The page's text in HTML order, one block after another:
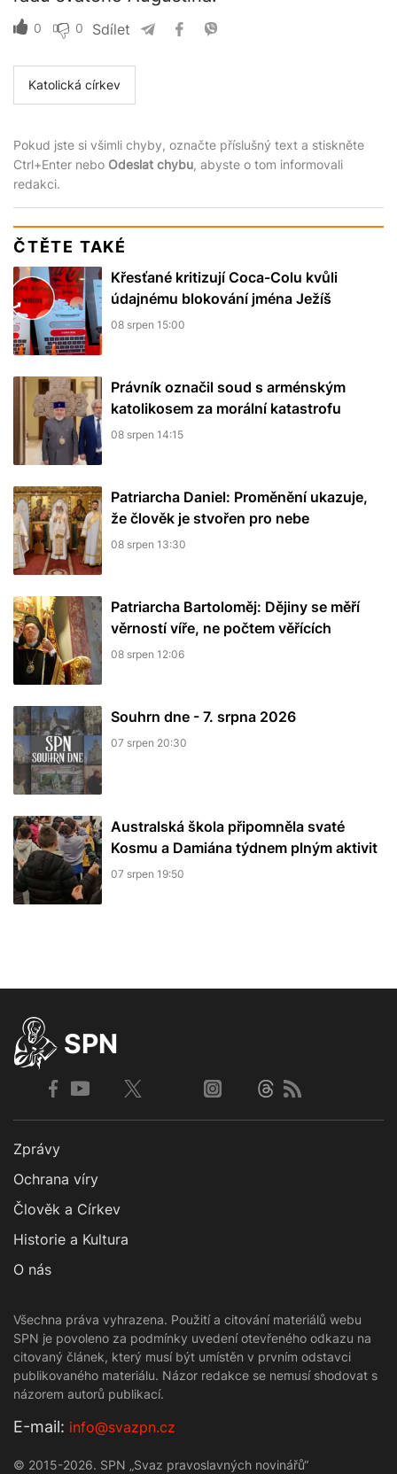
0 0 Sdílet
Katolická církev
Pokud jste si všimli chyby, označte příslušný text a stiskněte
Ctrl+Enter nebo Odeslat chybu, abyste o tom informovali
redakci.
ČTĚTE TAKÉ
Křesťané kritizují Coca-Colu kvůli
údajnému blokování jména Ježíš
08 srpen 15:00
Právník označil soud s arménským
katolikosem za morální katastrofu
08 srpen 14:15
Patriarcha Daniel: Proměnění ukazuje,
že člověk je stvořen pro nebe
08 srpen 13:30
Patriarcha Bartoloměj: Dějiny se měří
věrností víře, ne počtem věřících
08 srpen 12:06
Souhrn dne - 7. srpna 2026
07 srpen 20:30
Australská škola připomněla svaté
Kosmu a Damiána týdnem plným aktivit
07 srpen 19:50
SPN
Zprávy
Ochrana víry
Člověk a Církev
Historie a Kultura
O nás
Všechna práva vyhrazena. Použití a citování materiálů webu
SPN je povoleno za podmínky uvedení otevřeného odkazu na
citovaný článek, který musí být umístěn v prvním odstavci
publikovaného materiálu. Názor redakce se nemusí shodovat s
názorem autorů publikací.
Е-mail: info@svazpn.cz
© 2015-2026. SPN „Svaz pravoslavných novinářů“